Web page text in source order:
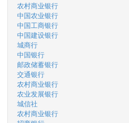
农村商业银行
中国农业银行
中国工商银行
中国建设银行
城商行
中国银行
邮政储蓄银行
交通银行
农村商业银行
农业发展银行
城信社
农村商业银行